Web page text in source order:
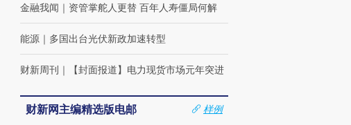
金融我闻 ｜ 资管掌舵人更替 百年人寿僵局何解
能源 ｜ 多国出台光伏新政加速转型
财新周刊 ｜ 【封面报道】电力现货市场元年突进
财新网主编精选版电邮
样例